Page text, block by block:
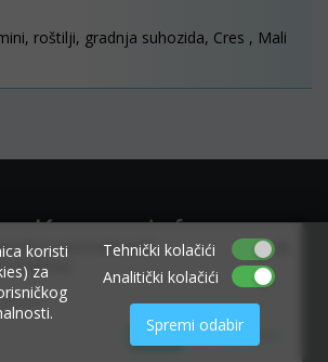
to send web push
desktop.
Don't allow
Allow
×
roštilji, gradnja suhozida, Cres , Mali
koristi
za
Tehnički kolačići
Analitički kolačići
Spremi odabir